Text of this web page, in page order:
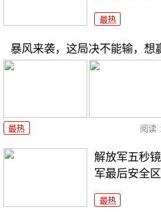
最热
暴风来袭，这局决不能输，想
最热 阅读
解放军五秒
军最后安全
最热